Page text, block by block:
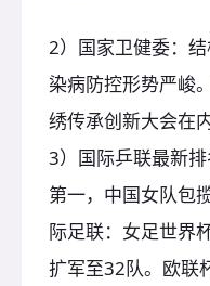
2）国家卫健委：
染病防控形势严峻
绣传承创新大会在
3）国际乒联最新
第一，中国女队包
际足联：女足世界
扩军至32队。欧联